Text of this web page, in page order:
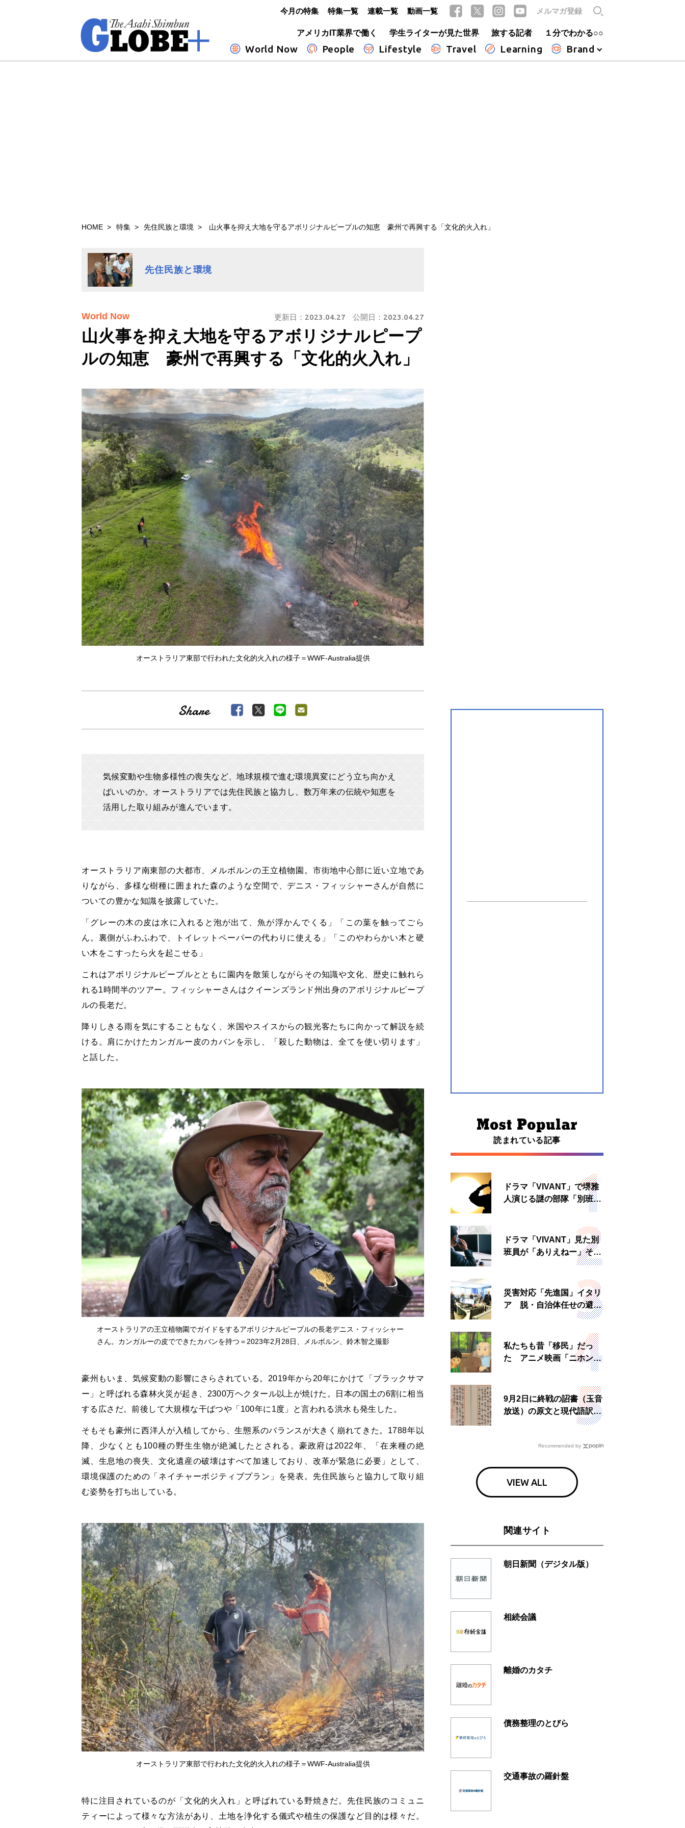
アメリカIT業界で働く
学生ライターが見た世界 旅する記者 １分でわかる○○
World Now People Lifestyle Travel Learning Brand
今月の特集 特集一覧 連載一覧 動画一覧 メルマガ登録
HOME 特集 先住民族と環境 山火事を抑え大地を守るアボリジナルピープルの知恵 豪州で再興する「文化的火入れ」
先住民族と環境
山火事を抑え大地を守るアボリジナルピープ
ルの知恵 豪州で再興する「文化的火入れ」
World Now 更新日： 2023.04.27 公開日： 2023.04.27
オーストラリア東部で行われた文化的火入れの様子＝WWF-Australia提供
気候変動や生物多様性の喪失など、地球規模で進む環境異変にどう立ち向かえ
ばいいのか。オーストラリアでは先住民族と協力し、数万年来の伝統や知恵を
活用した取り組みが進んでいます。
オーストラリア南東部の大都市、メルボルンの王立植物園。市街地中心部に近い立地であ
りながら、多様な樹種に囲まれた森のような空間で、デニス・フィッシャーさんが自然に
ついての豊かな知識を披露していた。
「グレーの木の皮は水に入れると泡が出て、魚が浮かんでくる」「この葉を触ってごら
ん。裏側がふわふわで、トイレットペーパーの代わりに使える」「このやわらかい木と硬
い木をこすったら火を起こせる」
これはアボリジナルピープルとともに園内を散策しながらその知識や文化、歴史に触れら
れる1時間半のツアー。フィッシャーさんはクイーンズランド州出身のアボリジナルピープ
ルの長老だ。
降りしきる雨を気にすることもなく、米国やスイスからの観光客たちに向かって解説を続
ける。肩にかけたカンガルー皮のカバンを示し、「殺した動物は、全てを使い切ります」
と話した。
オーストラリアの王立植物園でガイドをするアボリジナルピープルの長老デニス・フィッシャー
さん。カンガルーの皮でできたカバンを持つ＝2023年2月28日、メルボルン、鈴木智之撮影
豪州もいま、気候変動の影響にさらされている。2019年から20年にかけて「ブラックサマ
ー」と呼ばれる森林火災が起き、2300万ヘクタール以上が焼けた。日本の国土の6割に相当
する広さだ。前後して大規模な干ばつや「100年に1度」と言われる洪水も発生した。
そもそも豪州に西洋人が入植してから、生態系のバランスが大きく崩れてきた。1788年以
降、少なくとも100種の野生生物が絶滅したとされる。豪政府は2022年、「在来種の絶
滅、生息地の喪失、文化遺産の破壊はすべて加速しており、改革が緊急に必要」として、
環境保護のための「ネイチャーポジティブプラン」を発表。先住民族らと協力して取り組
む姿勢を打ち出している。
オーストラリア東部で行われた文化的火入れの様子＝WWF-Australia提供
特に注目されているのが「文化的火入れ」と呼ばれている野焼きだ。先住民族のコミュニ
ティーによって様々な方法があり、土地を浄化する儀式や植生の保護など目的は様々だ。
読まれている記事
ドラマ「VIVANT」で堺雅
人演じる謎の部隊「別班」
は実在する？内情知る人物
ドラマ「VIVANT」見た別
班員が「ありえねー」その
理由とは 非公然組織ゆえ
災害対応「先進国」イタリ
ア 脱・自治体任せの避難
所運営、被災者への温かい
私たちも昔「移民」だっ
た アニメ映画「ニホンジ
9月2日に終戦の詔書（玉音
放送）の原文と現代語訳を
読む もう一つの「終戦の
Recommended by
VIEW ALL
関連サイト
朝日新聞（デジタル版）
相続会議
離婚のカタチ
債務整理のとびら
交通事故の羅針盤